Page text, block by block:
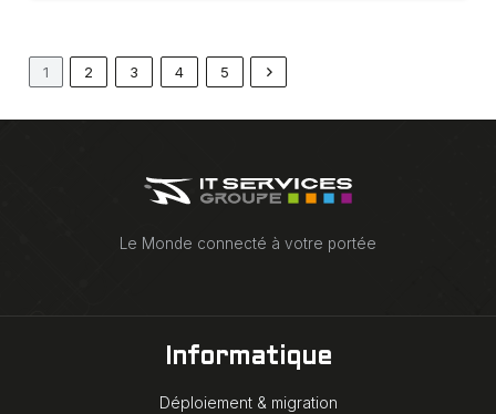
1 2 3 4 5
Le Monde connecté à votre portée
Informatique
Déploiement & migration